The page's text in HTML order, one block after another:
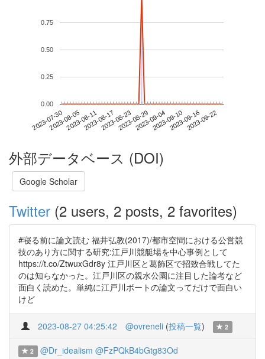
2023-07-302023-08-052023-08-112023-08-172023-08-232023-08-292023-09-042023-09-102023-09-162023-09-22
0.00
0.25
0.50
0.75
外部データベース (DOI)
Google Scholar
Twitter (2 users, 2 posts, 2 favorites)
#寝る前に論文読む 福井弘教(2017)/都市空間における公営競
技のあり方に関する研究:江戸川競艇場を中心事例として
https://t.co/ZtwuxGdr8y 江戸川区と葛飾区で招致合戦してた
のは知らなかった。江戸川区の親水公園に注目した論考など
面白く読めた。単純に江戸川ボートの論文ってだけで面白い
けど
2023-08-27 04:25:42 @ovreneli (投稿一覧) 2
2 @Dr_idealism @FzPQkB4bGtg83Od